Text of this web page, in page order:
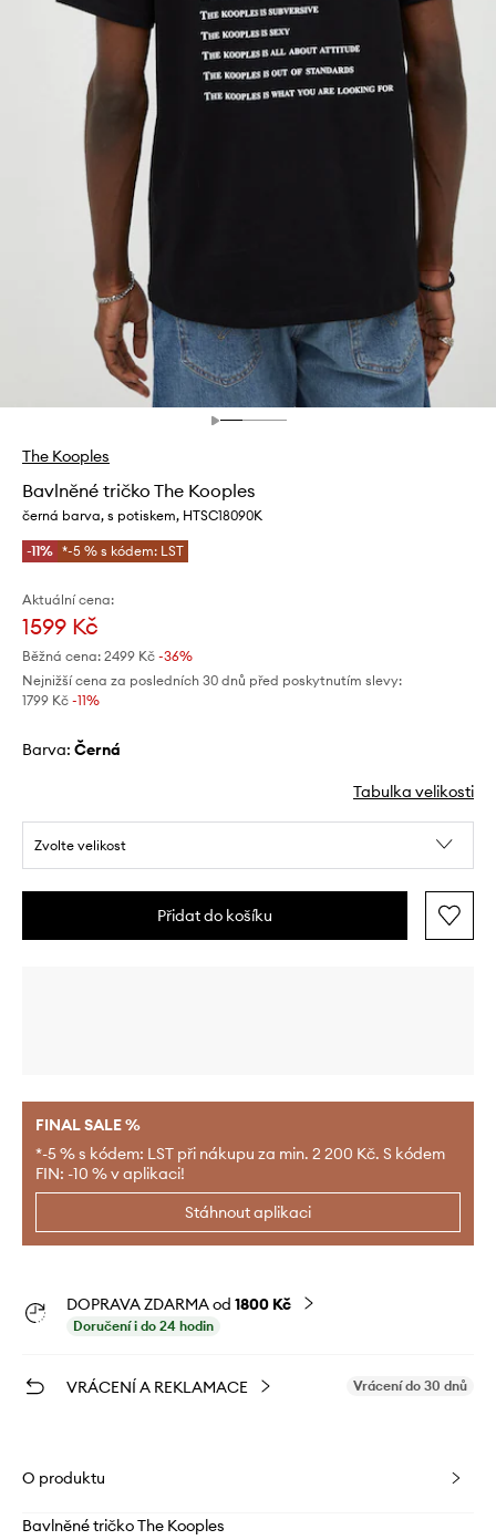
The Kooples
Bavlněné tričko The Kooples
černá barva, s potiskem, HTSC18090K
-11% *-5 % s kódem: LST
Aktuální cena:
1599 Kč
Běžná cena: 2499 Kč -36%
Nejnižší cena za posledních 30 dnů před poskytnutím slevy:
1799 Kč -11%
Barva: černá
Tabulka velikosti
Zvolte velikost
Přidat do košíku
FINAL SALE %
*-5 % s kódem: LST při nákupu za min. 2 200 Kč. S kódem
FIN: -10 % v aplikaci!
Stáhnout aplikaci
DOPRAVA ZDARMA od 1800 Kč
Doručení i do 24 hodin
VRÁCENÍ A REKLAMACE Vrácení do 30 dnů
O produktu
Bavlněné tričko The Kooples